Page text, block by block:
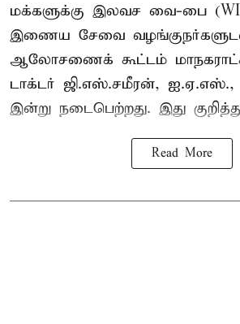
மக்களுக்கு இலவச வை-பை
இணைய சேவை
ஆலோசணைக் கூட்டம்
டாக்டர் ஜி.எஸ்.சமீரன்,
இன்று நடைபெற்றது. இது
Read More